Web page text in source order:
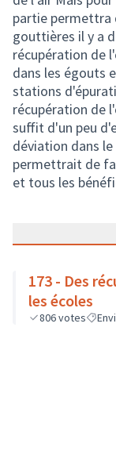
partie permettra
gouttières il y a
récupération de
dans les égouts
stations
récupération de
suffit d'un peu
déviation dans
permettrait de
et tous les
173 - Des
les écoles
806votes